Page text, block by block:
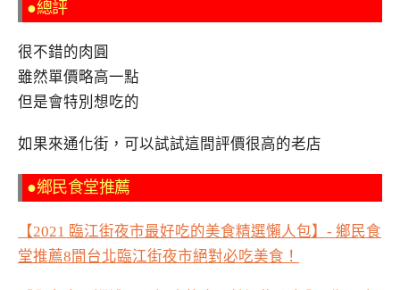
●總評
很不錯的肉圓
雖然單價略高一點
但是會特別想吃的
如果來通化街，可以試試這間評價很高的老店
●鄉民食堂推薦
【2021 臨江街夜市最好吃的美食精選懶人包】- 鄉民食
堂推薦8間台北臨江街夜市絕對必吃美食！